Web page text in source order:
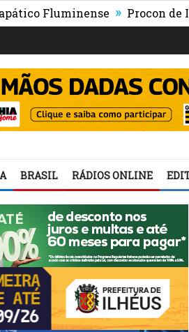
» Procon de Ilhéus
BRASIL RÁDIOS ONLINE